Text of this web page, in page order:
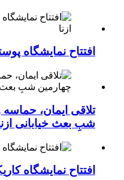
افتتاح نمایشگاه
تلاقی ایمان،
شبِ بعث خیابانی
افتتاح نمایشگاه